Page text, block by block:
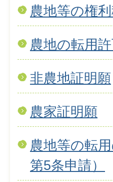
農地等の権
農地の転用
非農地証明願
農家証明願
農地等の転
第5条申請）